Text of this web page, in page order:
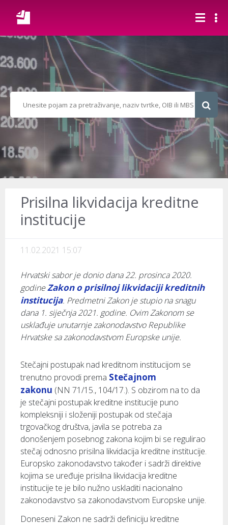
Prisilna likvidacija kreditne
institucije
11.02.2021 15:07
Hrvatski sabor je donio dana 22. prosinca 2020.
godineZakon o prisilnoj likvidaciji kreditnih
institucija. Predmetni Zakon je stupio na snagu
dana 1. siječnja 2021. godine. Ovim Zakonom se
usklađuje unutarnje zakonodavstvo Republike
Hrvatske sa zakonodavstvom Europske unije.
Stečajni postupak nad kreditnom institucijom se
trenutno provodi prema Stečajnom
zakonu (NN 71/15., 104/17.). S obzirom na to da
je stečajni postupak kreditne institucije puno
kompleksniji i složeniji postupak od stečaja
trgovačkog društva, javila se potreba za
donošenjem posebnog zakona kojim bi se regulirao
stečaj odnosno prisilna likvidacija kreditne institucije.
Europsko zakonodavstvo također i sadrži direktive
kojima se uređuje prisilna likvidacija kreditne
institucije te je bilo nužno uskladiti nacionalno
zakonodavstvo sa zakonodavstvom Europske unije.
Doneseni Zakon ne sadrži definiciju kreditne